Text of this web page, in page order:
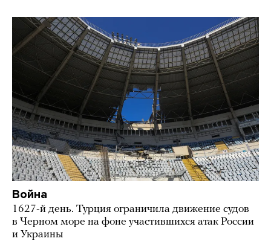
Война
1627-й день. Турция ограничила движение судов
в Черном море на фоне участившихся атак России
и Украины